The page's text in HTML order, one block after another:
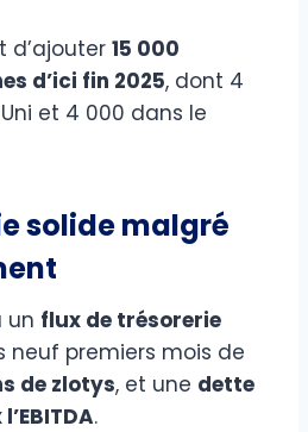
d’ajouter 15 000
d’ici fin 2025, dont 4
et 4 000 dans le
solide malgré
un flux de trésorerie
neuf premiers mois de
de zlotys, et une dette
.